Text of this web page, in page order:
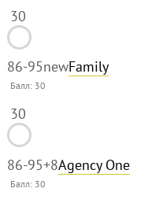
30
86-95newFamily
Балл: 30
30
86-95+8Agency One
Балл: 30